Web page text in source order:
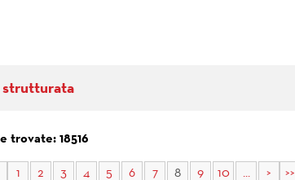
strutturata
trovate: 18516
1 2 3 4 5 6 7 8 9 10 ... > >>